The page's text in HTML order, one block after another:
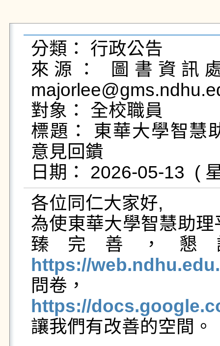
分類： 行政公告
來源： 圖書資訊
對象： 全校職員
標題： 東華大學智慧
意見回鐀
各位同仁大家好,
為使東華大學智慧助
臻完善，懇
https://
https://
讓我們有改善的空間。